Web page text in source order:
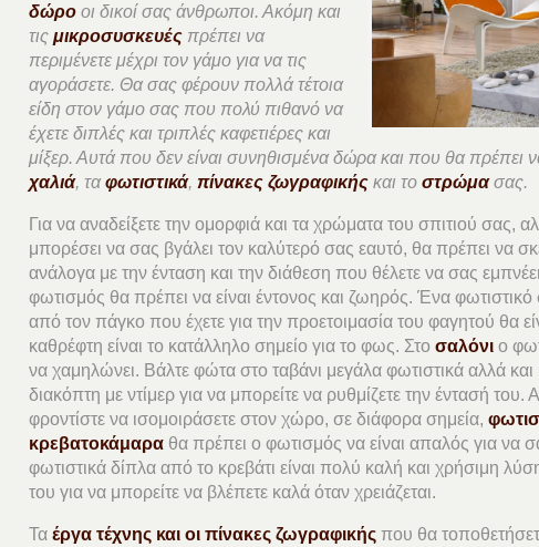
δώροοι δικοί σας άνθρωποι. Ακόμη και
τιςμικροσυσκευές πρέπει να
περιμένετε μέχρι τον γάμο για να τις
αγοράσετε. Θα σας φέρουν πολλά τέτοια
είδη στον γάμο σας που πολύ πιθανό να
έχετε διπλές και τριπλές καφετιέρες και
μίξερ. Αυτά που δεν είναι συνηθισμένα δώρα και που θα πρέπει να
χαλιά, ταφωτιστικά, πίνακες ζωγραφικής και τοστρώμασας.
Για να αναδείξετε την ομορφιά και τα χρώματα του σπιτιού σας,
μπορέσει να σας βγάλει τον καλύτερό σας εαυτό, θα πρέπει να
ανάλογα με την ένταση και την διάθεση που θέλετε να σας
φωτισμός θα πρέπει να είναι έντονος και ζωηρός. Ένα
από τον πάγκο που έχετε για την προετοιμασία του φαγητού θα
καθρέφτη είναι το κατάλληλο σημείο για το φως. Στοσαλόνι ο
να χαμηλώνει. Βάλτε φώτα στο ταβάνι μεγάλα φωτιστικά αλλά
διακόπτη με ντίμερ για να μπορείτε να ρυθμίζετε την έντασή
φροντίστε να ισομοιράσετε στον χώρο, σε διάφορα σημεία,
κρεβατοκάμαρα θα πρέπει ο φωτισμός να είναι απαλός για να
φωτιστικά δίπλα από το κρεβάτι είναι πολύ καλή και χρήσιμη
του για να μπορείτε να βλέπετε καλά όταν χρειάζεται.
Ταέργα τέχνης και οι πίνακες ζωγραφικής που θα